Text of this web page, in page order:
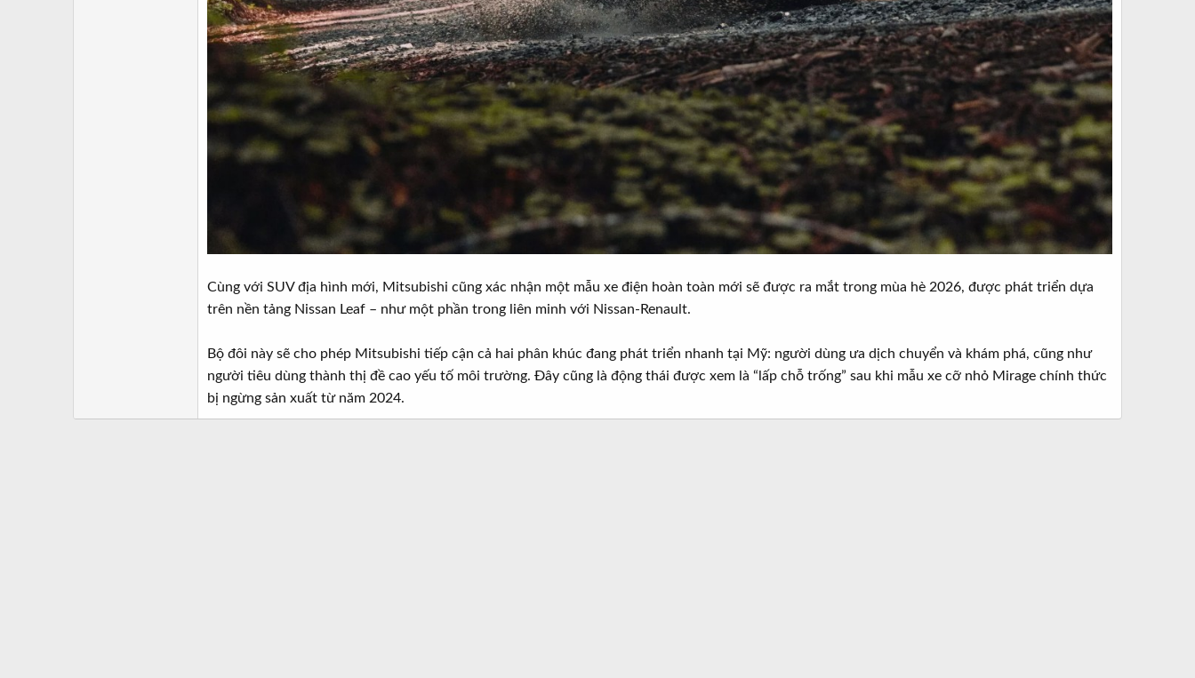
Cùng với SUV địa hình mới, Mitsubishi cũng xác nhận một mẫu xe điện hoàn toàn mới sẽ được ra mắt trong mùa hè 2026, được phát triển dựa
trên nền tảng Nissan Leaf – như một phần trong liên minh với Nissan-Renault.
Bộ đôi này sẽ cho phép Mitsubishi tiếp cận cả hai phân khúc đang phát triển nhanh tại Mỹ: người dùng ưa dịch chuyển và khám phá, cũng như
người tiêu dùng thành thị đề cao yếu tố môi trường. Đây cũng là động thái được xem là “lấp chỗ trống” sau khi mẫu xe cỡ nhỏ Mirage chính thức
bị ngừng sản xuất từ năm 2024.